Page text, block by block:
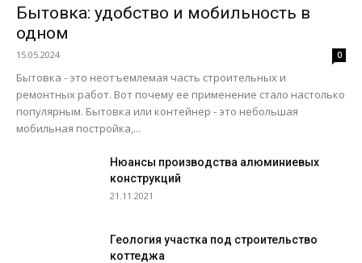
Бытовка: удобство и мобильность в
одном
15.05.2024 0
Бытовка - это неотъемлемая часть строительных и
ремонтных работ. Вот почему ее применение стало настолько
популярным. Бытовка или контейнер - это небольшая
мобильная постройка,...
Нюансы производства алюминиевых
конструкций
21.11.2021
Геология участка под строительство
коттеджа